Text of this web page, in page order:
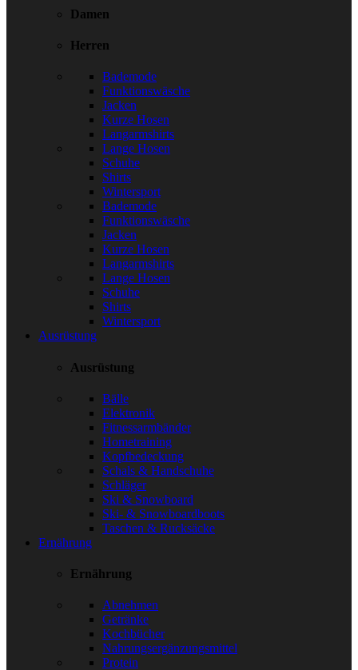
Damen
Herren
Bademode
Funktionswäsche
Jacken
Kurze Hosen
Langarmshirts
Lange Hosen
Schuhe
Shirts
Wintersport
Bademode
Funktionswäsche
Jacken
Kurze Hosen
Langarmshirts
Lange Hosen
Schuhe
Shirts
Wintersport
Ausrüstung
Ausrüstung
Bälle
Elektronik
Fitnessarmbänder
Hometraining
Kopfbedeckung
Schals & Handschuhe
Schläger
Ski & Snowboard
Ski- & Snowboardboots
Taschen & Rucksäcke
Ernährung
Ernährung
Abnehmen
Getränke
Kochbücher
Nahrungsergänzungsmittel
Protein